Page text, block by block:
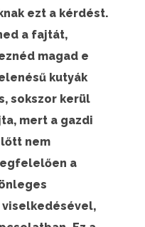
ezt a kérdést.
a fajtát,
magad e
kutyák
sokszor kerül
mert a gazdi
nem
a